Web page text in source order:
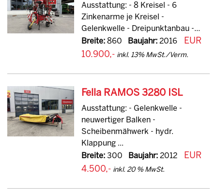
Ausstattung: - 8 Kreisel - 6
Zinkenarme je Kreisel -
Gelenkwelle - Dreipunktanbau -...
Breite:860 Baujahr:2016
EUR
10.900,- inkl. 13% MwSt./Verm.
Fella RAMOS 3280 ISL
Ausstattung: - Gelenkwelle -
neuwertiger Balken -
Scheibenmähwerk - hydr.
Klappung ...
Breite:300 Baujahr:2012
EUR
4.500,- inkl. 20 % MwSt.